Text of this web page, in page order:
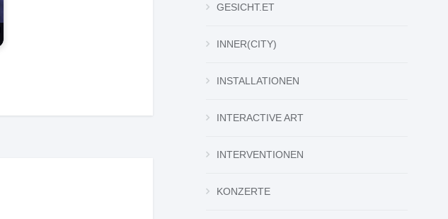
GESICHT.ET
INNER(CITY)
INSTALLATIONEN
INTERACTIVE ART
INTERVENTIONEN
KONZERTE